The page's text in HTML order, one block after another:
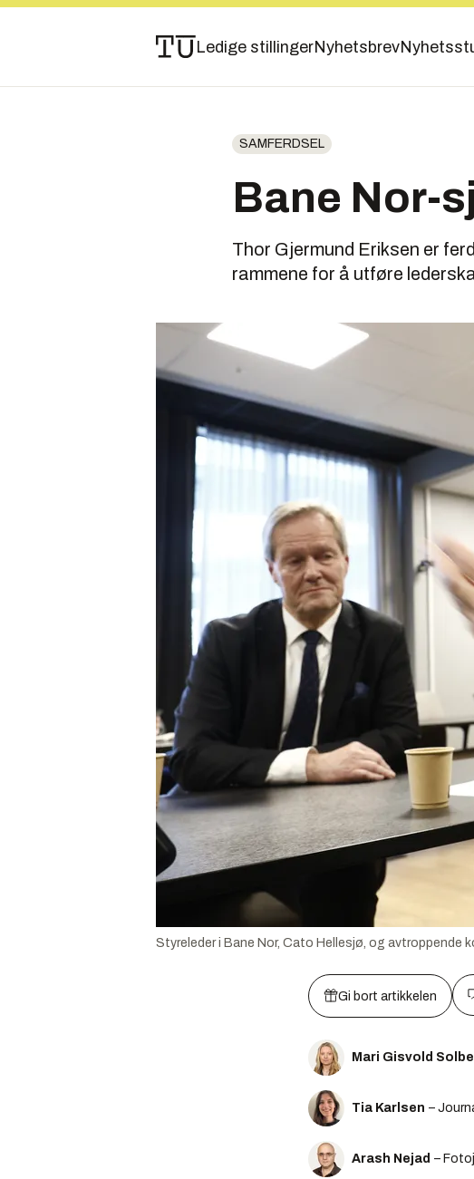
Ledige stillingerNyhetsbrev
SAMFERDSEL
Bane Nor-
Thor Gjermund Eriksen er
rammene for å utføre
Styreleder i Bane Nor, Cato Hellesjø, og avtroppende
Gi bort artikkelen
Mari Gisvold
Tia Karlsen –
Arash Nejad –